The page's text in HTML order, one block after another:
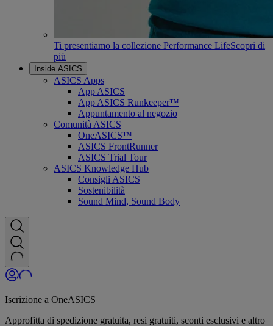
Ti presentiamo la collezione Performance LifeScopri di
più
Inside ASICS
ASICS Apps
App ASICS
App ASICS Runkeeper™
Appuntamento al negozio
Comunità ASICS
OneASICS™
ASICS FrontRunner
ASICS Trial Tour
ASICS Knowledge Hub
Consigli ASICS
Sostenibilità
Sound Mind, Sound Body
Iscrizione a OneASICS
Approfitta di spedizione gratuita, resi gratuiti, sconti esclusivi e altro